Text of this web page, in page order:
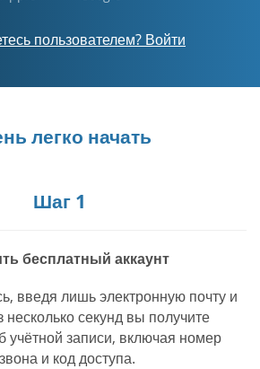
пользователем? Войти
легко начать
Шаг 1
бесплатный аккаунт
введя лишь электронную почту и
несколько секунд вы получите
записи, включая номер
и код доступа.